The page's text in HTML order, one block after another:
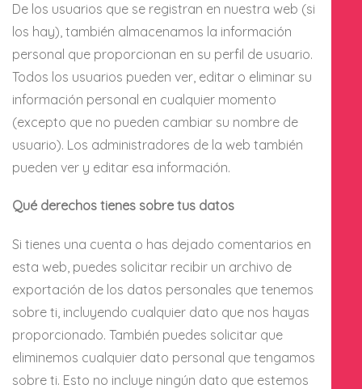
De los usuarios que se registran en nuestra web (si
los hay), también almacenamos la información
personal que proporcionan en su perfil de usuario.
Todos los usuarios pueden ver, editar o eliminar su
información personal en cualquier momento
(excepto que no pueden cambiar su nombre de
usuario). Los administradores de la web también
pueden ver y editar esa información.
Qué derechos tienes sobre tus datos
Si tienes una cuenta o has dejado comentarios en
esta web, puedes solicitar recibir un archivo de
exportación de los datos personales que tenemos
sobre ti, incluyendo cualquier dato que nos hayas
proporcionado. También puedes solicitar que
eliminemos cualquier dato personal que tengamos
sobre ti. Esto no incluye ningún dato que estemos